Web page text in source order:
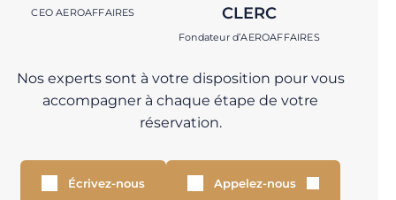
CEO AEROAFFAIRES
CLERC
Fondateur d’AEROAFFAIRES
Nos experts sont à votre disposition pour vous
accompagner à chaque étape de votre
réservation.
Écrivez-nous Appelez-nous